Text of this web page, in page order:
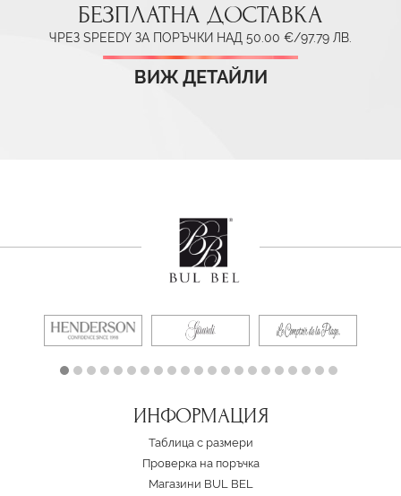
БЕЗПЛАТНА ДОСТАВКА
ЧРЕЗ SPEEDY ЗА ПОРЪЧКИ НАД 50.00 €/97.79 ЛВ.
ВИЖ ДЕТАЙЛИ
ИНФОРМАЦИЯ
Таблица с размери
Проверка на поръчка
Магазини BUL BEL